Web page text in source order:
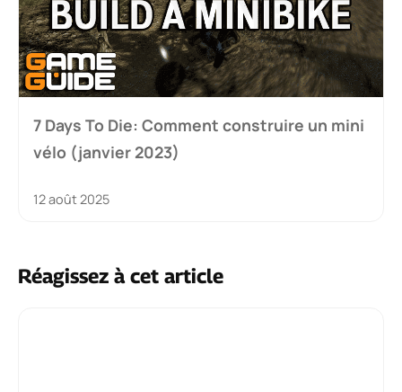
7 Days To Die: Comment construire un mini
vélo (janvier 2023)
12 août 2025
Réagissez à cet article